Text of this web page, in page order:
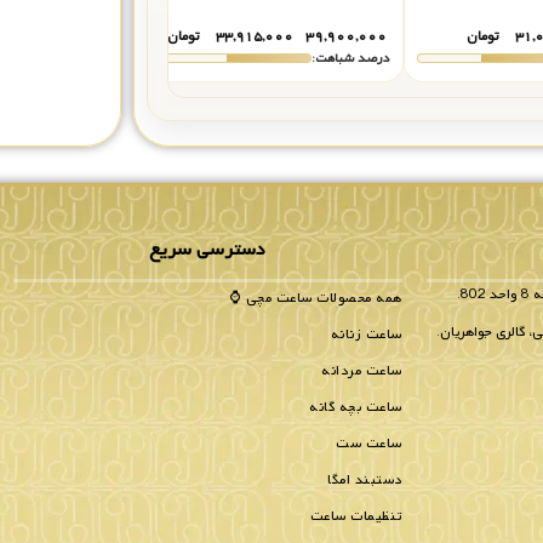
تومان
۳۹,۹۰۰,۰۰۰ ۳۳,۹۱۵,۰۰۰
تومان
درصد شباهت:
گالری جواهریان.
دسترسی سریع
همه محصولات ساعت مچی ⌚
ساعت زنانه
ساعت مردانه
ساعت بچه گانه
ساعت ست
دستبند امگا
تنظیمات ساعت